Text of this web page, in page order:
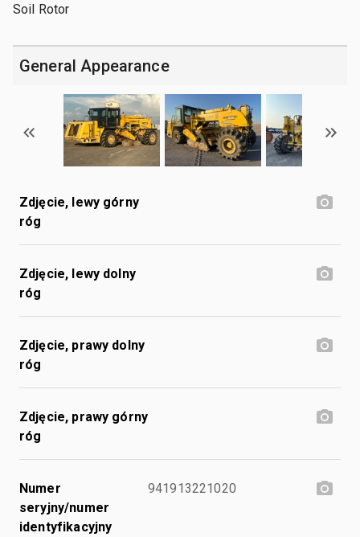
Soil Rotor
General Appearance
Zdjęcie, lewy górny
róg
Zdjęcie, lewy dolny
róg
Zdjęcie, prawy dolny
róg
Zdjęcie, prawy górny
róg
Numer
seryjny/numer
identyfikacyjny
941913221020